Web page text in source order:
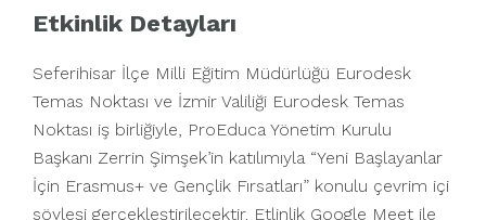
Etkinlik Detayları
Seferihisar İlçe Milli Eğitim Müdürlüğü Eurodesk
Temas Noktası ve İzmir Valiliği Eurodesk Temas
Noktası iş birliğiyle, ProEduca Yönetim Kurulu
Başkanı Zerrin Şimşek’in katılımıyla “Yeni Başlayanlar
İçin Erasmus+ ve Gençlik Fırsatları” konulu çevrim içi
söyleşi gerçekleştirilecektir. Etlinlik Google Meet ile